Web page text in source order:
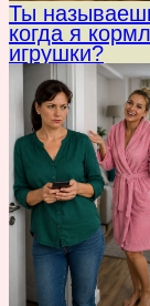
Ты
когда я
игрушки?